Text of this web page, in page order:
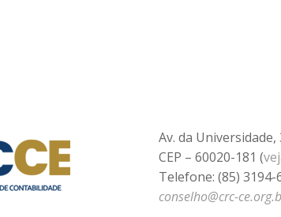
Av. da
CEP – 60020-181 (
Telefone: (85) 3194-
conselho@crc-